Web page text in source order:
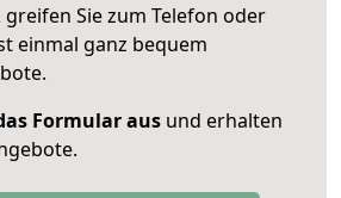
greifen Sie zum Telefon oder
einmal ganz bequem
Formular aus und erhalten